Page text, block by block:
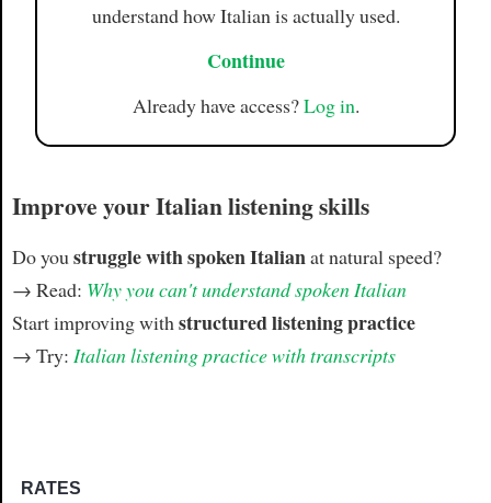
understand how Italian is actually used.
Continue
Already have access?Log in.
Improve your Italian listening skills
Do youstruggle with spoken Italianat natural speed?
→ Read: Why you can't understand spoken Italian
Start improving withstructured listening practice
→ Try: Italian listening practice with transcripts
RATES